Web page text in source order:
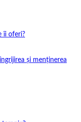
îi oferi?
și menținerea